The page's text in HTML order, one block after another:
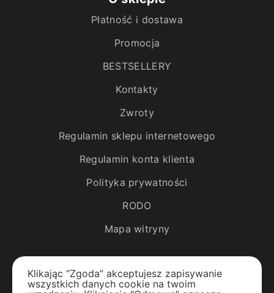
Płatność i dostawa
Promocja
BESTSELLERY
Kontakty
Zwroty
Regulamin sklepu internetowego
Regulamin konta klienta
Polityka prywatności
RODO
Mapa witryny
Katalog
Klikając “Zgoda” akceptujesz zapisywanie
wszystkich danych cookie na twoim